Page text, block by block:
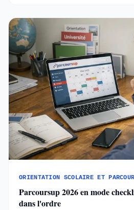
ORIENTATION SCOLAIRE ET
Parcoursup 2026 en mode
dans l'ordre